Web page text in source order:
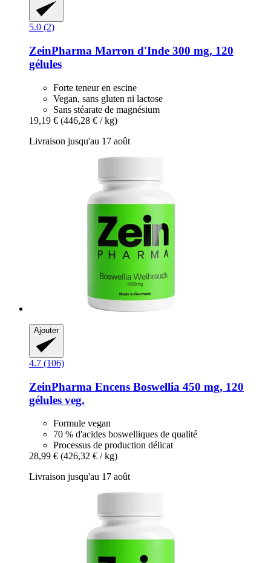
5.0 (2)
ZeinPharma Marron d'Inde 300 mg, 120
gélules
Forte teneur en escine
Vegan, sans gluten ni lactose
Sans stéarate de magnésium
19,19 € (446,28 € / kg)
Livraison jusqu'au 17 août
Ajouter
4.7 (106)
ZeinPharma Encens Boswellia 450 mg, 120
gélules veg.
Formule vegan
70 % d'acides boswelliques de qualité
Processus de production délicat
28,99 € (426,32 € / kg)
Livraison jusqu'au 17 août